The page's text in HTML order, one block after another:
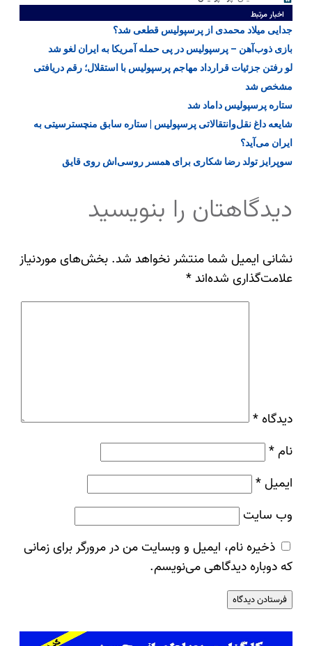
اخبار مرتبط
جدایی میلاد محمدی از پرسپولیس قطعی شد؟
بازی ذوب‌آهن – پرسپولیس در پی حمله آمریکا به ایران لغو شد
لو رفتن جزئیات قرارداد مهاجم پرسپولیس با استقلال؛ رقم دریافتی
مشخص شد
ستاره پرسپولیس داماد شد
شایعه داغ نقل‌وانتقالاتی پرسپولیس | ستاره سابق منچسترسیتی به
ایران می‌آید؟
سوپرایز تولد رضا شکاری برای همسر روسی‌اش روی قایق
دیدگاهتان را بنویسید
نشانی ایمیل شما منتشر نخواهد شد. بخش‌های موردنیاز
علامت‌گذاری شده‌اند*
دیدگاه *
نام*
ایمیل*
وب‌ سایت
ذخیره نام، ایمیل و وبسایت من در مرورگر برای زمانی
که دوباره دیدگاهی می‌نویسم.